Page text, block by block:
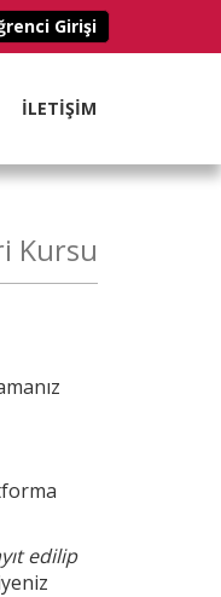
Girişi
İLETİŞİM
Kursu
edilip